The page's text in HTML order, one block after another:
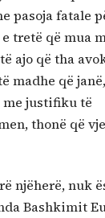
pasoja fatale
tretë që mua
ajo që tha
madhe që
me justifiku të
thonë që
njëherë, nuk
Bashkimit